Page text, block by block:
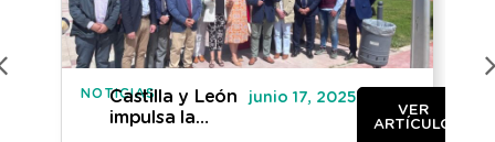
NOTICIAS
Castilla y León
impulsa la
junio 17, 2025
VER
ARTÍCULO